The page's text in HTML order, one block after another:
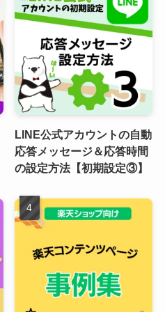
LINE公式アカウントの自動
応答メッセージ＆応答時間
の設定方法【初期設定③】